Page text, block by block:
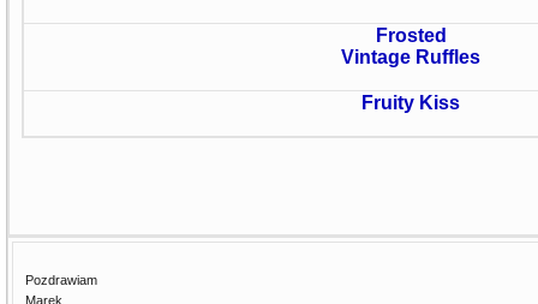
Frosted
Vintage Ruffles
Fruity Kiss
Pozdrawiam
Marek